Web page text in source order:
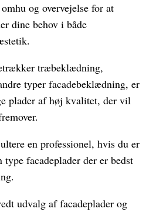
og overvejelse for at
dine behov i både
træbeklædning,
typer facadebeklædning, er
plader af høj kvalitet, der vil
en professionel, hvis du er
facadeplader der er bedst
udvalg af facadeplader og